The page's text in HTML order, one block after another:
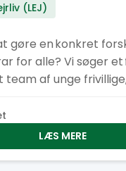
(LEJ)
gøre en konkret
for alle? Vi søger et
af unge
i
kan arbejde
LÆS MERE